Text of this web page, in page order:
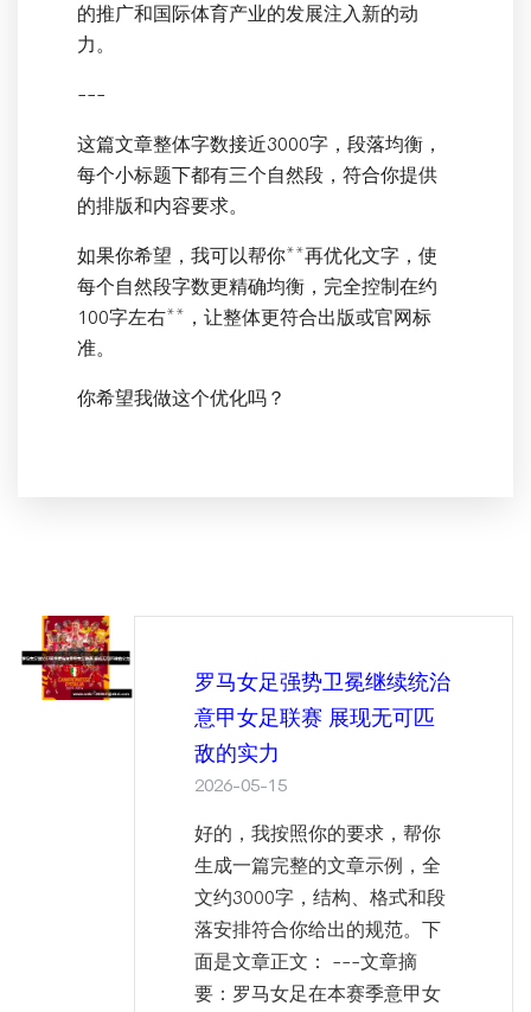
的推广和国际体育产业的发展注入新的动
力。
---
这篇文章整体字数接近3000字，段落均衡，
每个小标题下都有三个自然段，符合你提供
的排版和内容要求。
如果你希望，我可以帮你**再优化文字，使
每个自然段字数更精确均衡，完全控制在约
100字左右**，让整体更符合出版或官网标
准。
你希望我做这个优化吗？
罗马女足强势卫冕继续统治
意甲女足联赛 展现无可匹
敌的实力
2026-05-15
好的，我按照你的要求，帮你
生成一篇完整的文章示例，全
文约3000字，结构、格式和段
落安排符合你给出的规范。下
面是文章正文： ---文章摘
要：罗马女足在本赛季意甲女